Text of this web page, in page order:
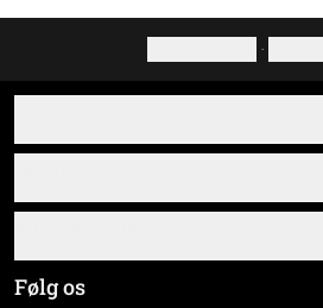
·
Om os
Monteringsvejledninger
Materialeoversigt
Almindelige forretningsbetingelser
Følg os